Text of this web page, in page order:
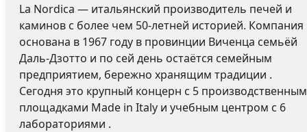
La Nordica — итальянский производитель печей и
каминов с более чем 50-летней историей. Компания
основана в 1967 году в провинции Виченца семьёй
Даль-Дзотто и по сей день остаётся семейным
предприятием, бережно хранящим традиции .
Сегодня это крупный концерн с 5
площадками Made in Italy и учебным центром с 6
лабораториями .